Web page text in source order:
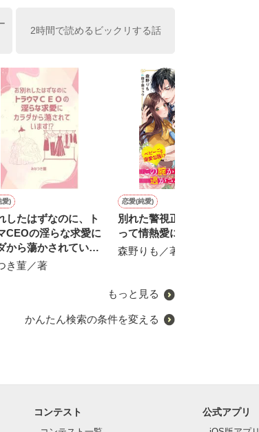
2時間で読めるビックリする話
愛)
したはずなのに、ト
CEOの淫らな求愛に
から蕩かされていま
き菫／著
恋愛(純愛)
別れた警視正パパに見つか
って情熱愛に捕まりました
森野りも／著
もっと見る
かんたん検索の条件を変える
コンテスト 公式アプリ